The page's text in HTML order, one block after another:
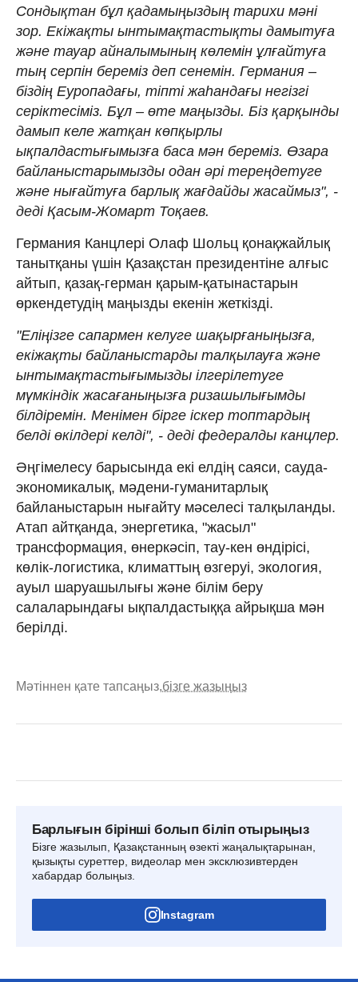
Сондықтан бұл қадамыңыздың тарихи мәні
зор. Екіжақты ынтымақтастықты дамытуға
және тауар айналымының көлемін ұлғайтуға
тың серпін береміз деп сенемін. Германия –
біздің Еуропадағы, тіпті жаһандағы негізгі
серіктесіміз. Бұл – өте маңызды. Біз қарқынды
дамып келе жатқан көпқырлы
ықпалдастығымызға баса мән береміз. Өзара
байланыстарымызды одан әрі тереңдетуге
және нығайтуға барлық жағдайды жасаймыз", -
деді Қасым-Жомарт Тоқаев.
Германия Канцлері Олаф Шольц қонақжайлық
танытқаны үшін Қазақстан президентіне алғыс
айтып, қазақ-герман қарым-қатынастарын
өркендетудің маңызды екенін жеткізді.
"Еліңізге сапармен келуге шақырғаныңызға,
екіжақты байланыстарды талқылауға және
ынтымақтастығымызды ілгерілетуге
мүмкіндік жасағаныңызға ризашылығымды
білдіремін. Менімен бірге іскер топтардың
белді өкілдері келді", - деді федералды канцлер.
Әңгімелесу барысында екі елдің саяси, сауда-
экономикалық, мәдени-гуманитарлық
байланыстарын нығайту мәселесі талқыланды.
Атап айтқанда, энергетика, "жасыл"
трансформация, өнеркәсіп, тау-кен өндірісі,
көлік-логистика, климаттың өзгеруі, экология,
ауыл шаруашылығы және білім беру
салаларындағы ықпалдастыққа айрықша мән
берілді.
Мәтіннен қате тапсаңыз,бізге жазыңыз
Барлығын бірінші болып біліп отырыңыз
Бізге жазылып, Қазақстанның өзекті жаңалықтарынан,
қызықты суреттер, видеолар мен эксклюзивтерден
хабардар болыңыз.
Instagram